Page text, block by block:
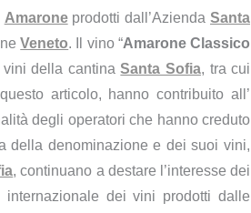
Amaroneprodotti dall’AziendaSanta
Veneto. Il vino “Amarone Classico
vini della cantinaSanta Sofia, tra cui
articolo, hanno contribuito all’
degli operatori che hanno creduto
della denominazione e dei suoi vini,
, continuano a destare l’interesse dei
dei vini prodotti dalle